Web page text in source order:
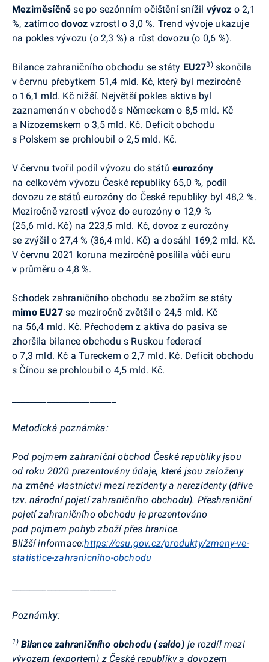
Meziměsíčně se po sezónním očištění snížil vývoz o 2,1
%, zatímcodovozvzrostl o 3,0 %. Trend vývoje ukazuje
na pokles vývozu (o 2,3 %) a růst dovozu (o 0,6 %).
Bilance zahraničního obchodu se státy EU273)skončila
v červnu přebytkem 51,4 mld. Kč, který byl meziročně
o 16,1 mld. Kč nižší. Největší pokles aktiva byl
zaznamenán v obchodě s Německem o 8,5 mld. Kč
a Nizozemskem o 3,5 mld. Kč. Deficit obchodu
s Polskem se prohloubil o 2,5 mld. Kč.
V červnu tvořil podíl vývozu do států eurozóny
na celkovém vývozu České republiky 65,0 %, podíl
dovozu ze států eurozóny do České republiky byl 48,2 %.
Meziročně vzrostl vývoz do eurozóny o 12,9 %
(25,6 mld. Kč) na 223,5 mld. Kč, dovoz z eurozóny
se zvýšil o 27,4 % (36,4 mld. Kč) a dosáhl 169,2 mld. Kč.
V červnu 2021 koruna meziročně posílila vůči euru
v průměru o 4,8 %.
Schodek zahraničního obchodu se zbožím se státy
mimo EU27se meziročně zvětšil o 24,5 mld. Kč
na 56,4 mld. Kč. Přechodem z aktiva do pasiva se
zhoršila bilance obchodu s Ruskou federací
o 7,3 mld. Kč a Tureckem o 2,7 mld. Kč. Deficit obchodu
s Čínou se prohloubil o 4,5 mld. Kč.
Metodická poznámka:
Pod pojmem zahraniční obchod České republiky jsou
od roku 2020 prezentovány údaje, které jsou založeny
na změně vlastnictví mezi rezidenty a nerezidenty (dříve
tzv. národní pojetí zahraničního obchodu). Přeshraniční
pojetí zahraničního obchodu je prezentováno
pod pojmem pohyb zboží přes hranice.
Bližší informace:https://csu.gov.cz/produkty/zmeny-ve-
statistice-zahranicniho-obchodu
Poznámky:
1) Bilance zahraničního obchodu (saldo) je rozdíl mezi
vývozem (exportem) z České republiky a dovozem